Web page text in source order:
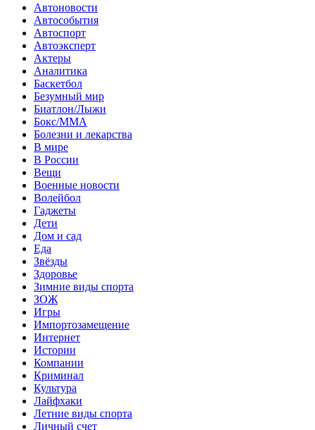
Автоновости
Автособытия
Автоспорт
Автоэксперт
Актеры
Аналитика
Баскетбол
Безумный мир
Биатлон/Лыжи
Бокс/MMA
Болезни и лекарства
В мире
В России
Вещи
Военные новости
Волейбол
Гаджеты
Дети
Дом и сад
Еда
Звёзды
Здоровье
Зимние виды спорта
ЗОЖ
Игры
Импортозамещение
Интернет
Истории
Компании
Криминал
Культура
Лайфхаки
Летние виды спорта
Личный счет